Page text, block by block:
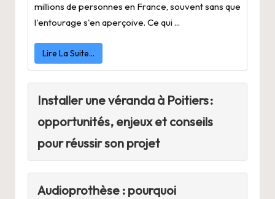
millions de personnes en France, souvent sans que
l'entourage s'en aperçoive. Ce qui ...
Lire La Suite…
Installer une véranda à Poitiers :
opportunités, enjeux et conseils
pour réussir son projet
Audioprothèse : pourquoi